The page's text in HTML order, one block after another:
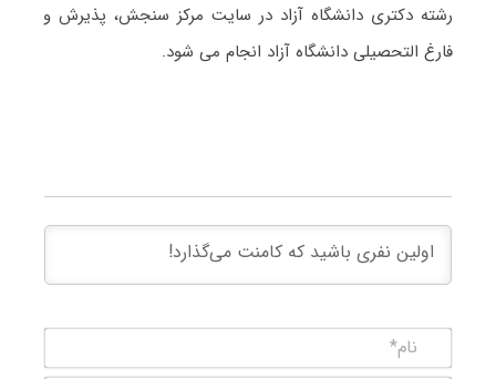
رشته دکتری دانشگاه آزاد در سایت مرکز سنجش، پذیرش و
فارغ التحصیلی دانشگاه آزاد انجام می شود.